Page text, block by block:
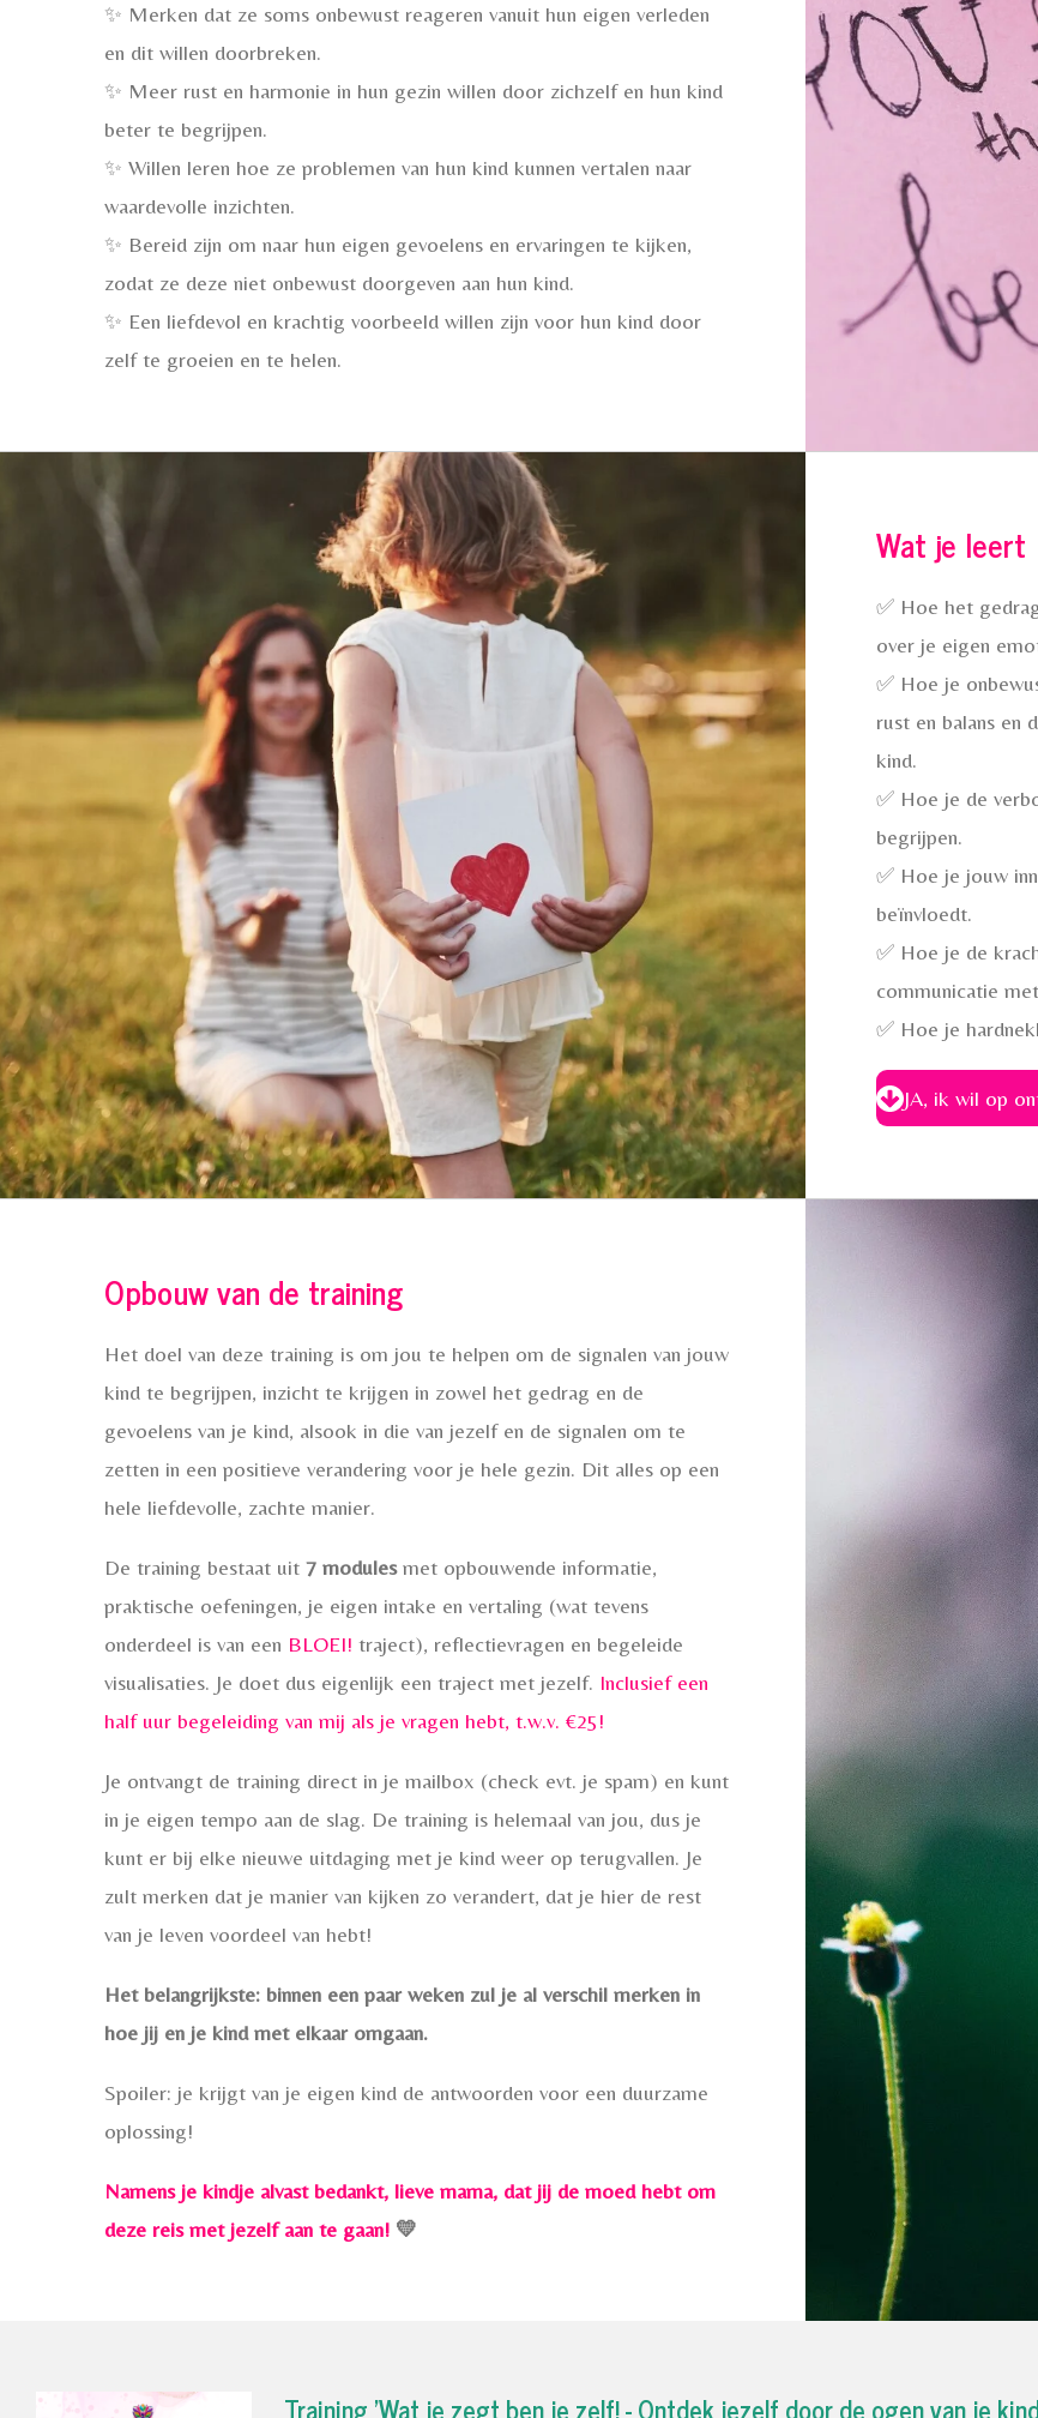
✨ Merken dat ze soms onbewust reageren vanuit hun eigen verleden
en dit willen doorbreken.
✨ Meer rust en harmonie in hun gezin willen door zichzelf en hun kind
beter te begrijpen.
✨ Willen leren hoe ze problemen van hun kind kunnen vertalen naar
waardevolle inzichten.
✨ Bereid zijn om naar hun eigen gevoelens en ervaringen te kijken,
zodat ze deze niet onbewust doorgeven aan hun kind.
✨ Een liefdevol en krachtig voorbeeld willen zijn voor hun kind door
zelf te groeien en te helen.
Wat je leert
✅ Hoe het
over je eigen
✅ Hoe je
rust en balans en
kind.
✅ Hoe je de
begrijpen.
✅ Hoe je jouw
beïnvloedt.
✅ Hoe je de
communicatie
✅ Hoe je
JA, ik wil op
Opbouw van de training
Het doel van deze training is om jou te helpen om de signalen van jouw
kind te begrijpen, inzicht te krijgen in zowel het gedrag en de
gevoelens van je kind, alsook in die van jezelf en de signalen om te
zetten in een positieve verandering voor je hele gezin. Dit alles op een
hele liefdevolle, zachte manier.
De training bestaat uit7 modulesmet opbouwende informatie,
praktische oefeningen, je eigen intake en vertaling (wat tevens
onderdeel is van een BLOEI! traject), reflectievragen en begeleide
visualisaties. Je doet dus eigenlijk een traject met jezelf. Inclusief een
half uur begeleiding van mij als je vragen hebt, t.w.v. €25!
Je ontvangt de training direct in je mailbox (check evt. je spam) en kunt
in je eigen tempo aan de slag. De training is helemaal van jou, dus je
kunt er bij elke nieuwe uitdaging met je kind weer op terugvallen. Je
zult merken dat je manier van kijken zo verandert, dat je hier de rest
van je leven voordeel van hebt!
Het belangrijkste: binnen een paar weken zul je al verschil merken in
hoe jij en je kind met elkaar omgaan.
Spoiler: je krijgt van je eigen kind de antwoorden voor een duurzame
oplossing!
Namens je kindje alvast bedankt, lieve mama, dat jij de moed hebt om
deze reis met jezelf aan te gaan! 💛
Training 'Wat je zegt ben je zelf! - Ontdek jezelf door de ogen van je